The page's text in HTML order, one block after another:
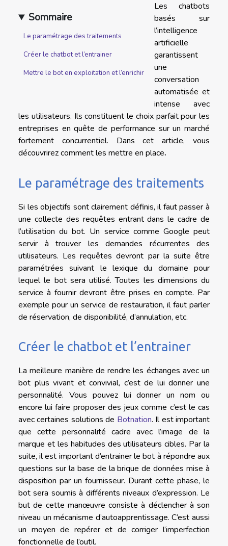
Sommaire
Le paramétrage des traitements
Créer le chatbot et l’entrainer
Mettre le bot en exploitation et l’enrichir
Les chatbots
basés sur
l’intelligence
artificielle
garantissent
une
conversation
automatisée et
intense avec
les utilisateurs. Ils constituent le choix parfait pour les
entreprises en quête de performance sur un marché
fortement concurrentiel. Dans cet article, vous
découvrirez comment les mettre en place.
Le paramétrage des traitements
Si les objectifs sont clairement définis, il faut passer à
une collecte des requêtes entrant dans le cadre de
l’utilisation du bot. Un service comme Google peut
servir à trouver les demandes récurrentes des
utilisateurs. Les requêtes devront par la suite être
paramétrées suivant le lexique du domaine pour
lequel le bot sera utilisé. Toutes les dimensions du
service à fournir devront être prises en compte. Par
exemple pour un service de restauration, il faut parler
de réservation, de disponibilité, d’annulation, etc.
Créer le chatbot et l’entrainer
La meilleure manière de rendre les échanges avec un
bot plus vivant et convivial, c’est de lui donner une
personnalité. Vous pouvez lui donner un nom ou
encore lui faire proposer des jeux comme c’est le cas
avec certaines solutions de Botnation. Il est important
que cette personnalité cadre avec l’image de la
marque et les habitudes des utilisateurs cibles. Par la
suite, il est important d’entrainer le bot à répondre aux
questions sur la base de la brique de données mise à
disposition par un fournisseur. Durant cette phase, le
bot sera soumis à différents niveaux d’expression. Le
but de cette manœuvre consiste à déclencher à son
niveau un mécanisme d’autoapprentissage. C’est aussi
un moyen de repérer et de corriger l’imperfection
fonctionnelle de l’outil.